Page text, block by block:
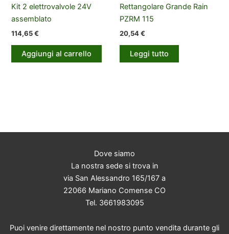
Kit 2 elettrovalvole 24V
assemblato
114,65€
Aggiungi al carrello
Rettangolare Grande Rain
PZRM 115
20,54€
Leggi tutto
Dove siamo
La nostra sede si trova in
via San Alessandro 165/167 a
22066 Mariano Comense CO
Tel. 3661983095
Puoi venire direttamente nel nostro punto vendita durante gli